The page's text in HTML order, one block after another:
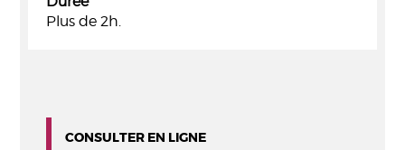
Plus de 2h.
CONSULTER EN LIGNE